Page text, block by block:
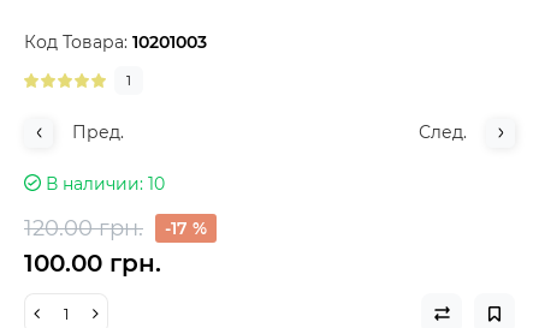
Код Товара: 10201003
1
Пред. След.
В наличии 10
120.00 грн. -17 %
100.00 грн.